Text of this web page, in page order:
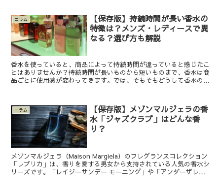
コラム
【保存版】持続時間が長い香水の
特徴は？メンズ・レディースで異
なる？選び方も解説
香水を使っていると、商品によって持続時間が違っていると感じたこ
とはありませんか？持続時間が長いものから短いものまで、香水は商
品ごとに使用感が変わってきます。では、そもそもどうして香水の持
コラム
【保存版】メゾンマルジェラの香
水「ジャズクラブ」はどんな香
り？
メゾンマルジェラ（Maison Margiela）のフレグランスコレクション
「レプリカ」は、香りを愛する男女から支持されている人気の香水シ
リーズです。「レイジーサンデー モーニング」や「アンダーザレモ